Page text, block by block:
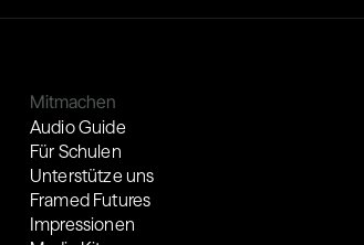
Mitmachen
Audio Guide
Für Schulen
Unterstütze uns
Framed Futures
Impressionen